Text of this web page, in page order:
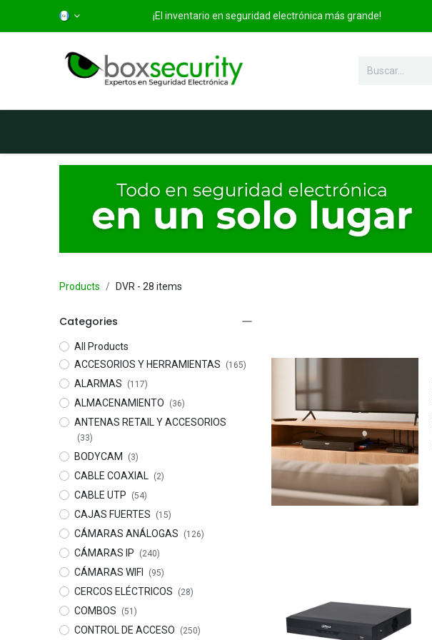
¡El inventario en seguridad electrónica más grande!
Products DVR - 28 items
Categories
All Products
ACCESORIOS Y HERRAMIENTAS
(165)
ALARMAS (117)
ALMACENAMIENTO (36)
ANTENAS RETAIL Y ACCESORIOS
(33)
BODYCAM (3)
CABLE COAXIAL (2)
CABLE UTP (54)
CAJAS FUERTES (15)
CÁMARAS ANÁLOGAS (126)
CÁMARAS IP (240)
CÁMARAS WIFI (95)
CERCOS ELÉCTRICOS (28)
COMBOS (51)
CONTROL DE ACCESO (250)